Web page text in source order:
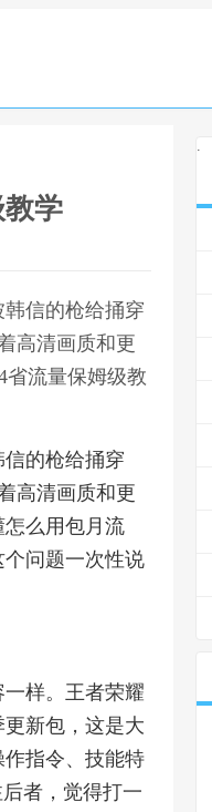
学
信的枪给捅穿
高清画质和更
省流量保姆级教
的枪给捅穿
高清画质和更
么用包月流
问题一次性说
样。王者荣耀
新包，这是大
指令、技能特
者，觉得打一
.